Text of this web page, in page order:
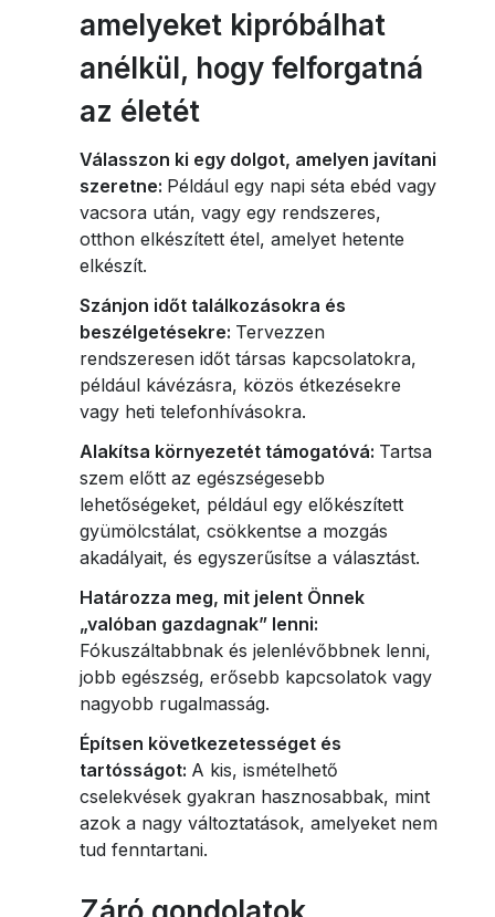
amelyeket kipróbálhat
anélkül, hogy felforgatná
az életét
Válasszon ki egy dolgot, amelyen javítani
szeretne: Például egy napi séta ebéd vagy
vacsora után, vagy egy rendszeres,
otthon elkészített étel, amelyet hetente
elkészít.
Szánjon időt találkozásokra és
beszélgetésekre: Tervezzen
rendszeresen időt társas kapcsolatokra,
például kávézásra, közös étkezésekre
vagy heti telefonhívásokra.
Alakítsa környezetét támogatóvá: Tartsa
szem előtt az egészségesebb
lehetőségeket, például egy előkészített
gyümölcstálat, csökkentse a mozgás
akadályait, és egyszerűsítse a választást.
Határozza meg, mit jelent Önnek
„valóban gazdagnak” lenni:
Fókuszáltabbnak és jelenlévőbbnek lenni,
jobb egészség, erősebb kapcsolatok vagy
nagyobb rugalmasság.
Építsen következetességet és
tartósságot: A kis, ismételhető
cselekvések gyakran hasznosabbak, mint
azok a nagy változtatások, amelyeket nem
tud fenntartani.